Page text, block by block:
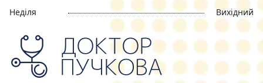
Неділя
Вихідний